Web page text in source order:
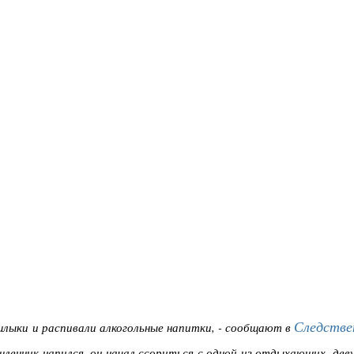
и распивали алкогольные напитки, - сообщают в